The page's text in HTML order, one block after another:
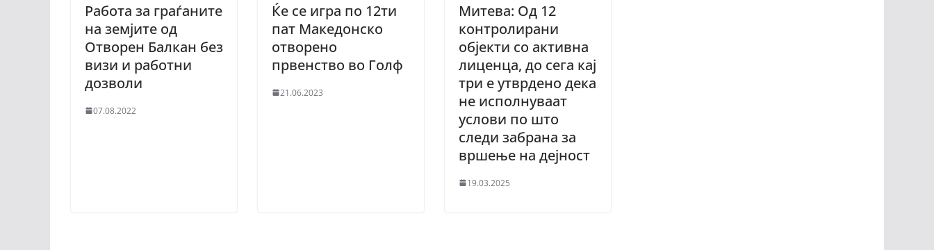
Работа за граѓаните
на земјите од
Отворен Балкан без
визи и работни
дозволи
07.08.2022
Ќе се игра по 12ти
пат Македонско
отворено
првенство во Голф
21.06.2023
Митева: Од 12
контролирани
објекти со активна
лиценца, до сега кај
три е утврдено дека
не исполнуваат
услови по што
следи забрана за
вршење на дејност
19.03.2025